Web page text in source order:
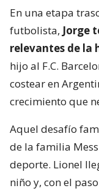
En una etapa
futbolista, Jorge
relevantes de la
hijo al F.C.
costear en
crecimiento que
Aquel desafío
de la familia
deporte. Lionel
niño y, con el